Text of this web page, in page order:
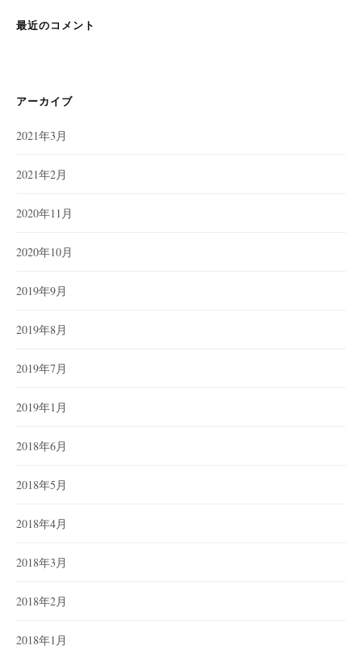
最近のコメント
アーカイブ
2021年3月
2021年2月
2020年11月
2020年10月
2019年9月
2019年8月
2019年7月
2019年1月
2018年6月
2018年5月
2018年4月
2018年3月
2018年2月
2018年1月